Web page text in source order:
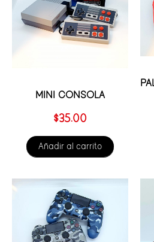
MINI CONSOLA
$35.00
Añadir al carrito